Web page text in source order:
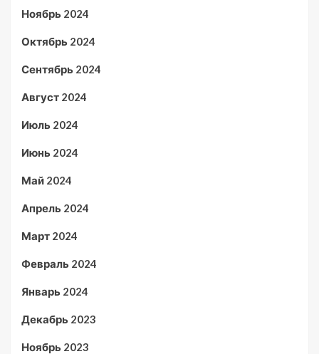
Ноябрь 2024
Октябрь 2024
Сентябрь 2024
Август 2024
Июль 2024
Июнь 2024
Май 2024
Апрель 2024
Март 2024
Февраль 2024
Январь 2024
Декабрь 2023
Ноябрь 2023